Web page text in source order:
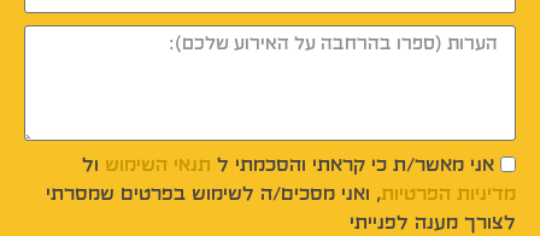
אני מאשר/ת כי קראתי והסכמתי ל תנאי השימוש ול
מדיניות הפרטיות, ואני מסכים/ה לשימוש בפרטים שמסרתי
לצורך מענה לפנייתי